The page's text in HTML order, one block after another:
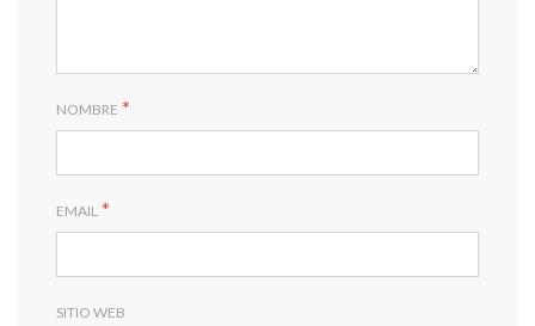
NOMBRE *
EMAIL *
SITIO WEB